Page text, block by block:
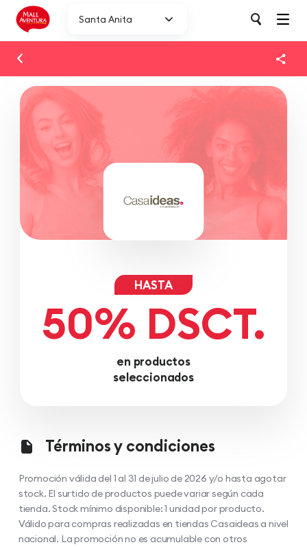
Santa Anita
HASTA
50% DSCT.
en productos
seleccionados
Términos y condiciones
Promoción válida del 1 al 31 de julio de 2026 y/o hasta agotar
stock. El surtido de productos puede variar según cada
tienda. Stock mínimo disponible: 1 unidad por producto.
Válido para compras realizadas en tiendas Casaideas a nivel
nacional. La promoción no es acumulable con otros